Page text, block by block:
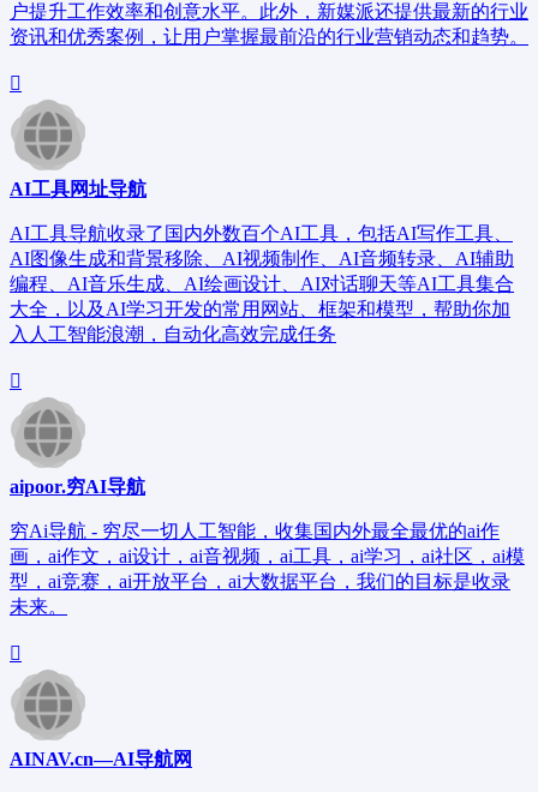
户提升工作效率和创意水平。此外，新媒派还提供最新的行业
资讯和优秀案例，让用户掌握最前沿的行业营销动态和趋势。
AI工具网址导航
AI工具导航收录了国内外数百个AI工具，包括AI写作工具、
AI图像生成和背景移除、AI视频制作、AI音频转录、AI辅助
编程、AI音乐生成、AI绘画设计、AI对话聊天等AI工具集合
大全，以及AI学习开发的常用网站、框架和模型，帮助你加
入人工智能浪潮，自动化高效完成任务
aipoor.穷AI导航
穷Ai导航 - 穷尽一切人工智能，收集国内外最全最优的ai作
画，ai作文，ai设计，ai音视频，ai工具，ai学习，ai社区，ai模
型，ai竞赛，ai开放平台，ai大数据平台，我们的目标是收录
未来。
AINAV.cn—AI导航网